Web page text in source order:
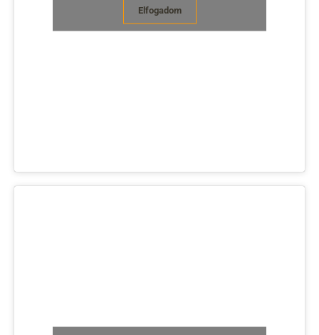
Elfogadom